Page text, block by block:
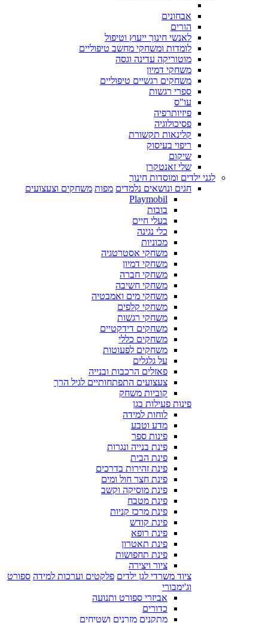
אבחונים
הורים
לאנשי חינוך ייעוץ וטיפול
לומדות ומשחקי מחשב טיפוליים
מוטוריקה עדינה וגסה
משחקי דמיון
משחקים רגשיים טיפוליים
ספרי רגשות
עו"ס
פיזיותרפיה
פסיכולוגיה
קלינאות תקשורת
ריפוי בעיסוק
שיקום
שלי זאנטקרן
לגני ילדים ומוסדות חינוך
חגים ונושאים נלמדים מפות משחקים וצעצועים
Playmobil
בובות
בעלי חיים
כלי נגינה
מכוניות
משחקי אסטרטגיה
משחקי דמיון
משחקי חברה
משחקי חשיבה
משחקי מים ואמבטיה
משחקי קלפים
משחקי רגשות
משחקים דידקטיים
משחקים כללי
משחקים לפעוטות
על גלגלים
פאזלים הרכבות ובנייה
צעצועים התפתחותיים לגיל הרך
קוביות משחק
פינות פעילות בגן
לוחות למידה
מדע וטבע
פינות ספר
פינת בנייה ונגרות
פינת הבית
פינת זהירות בדרכים
פינת חצר חול ומים
פינת מוסיקה וקשב
פינת מטבח
פינת מרכז קניות
פינת קודש
פינת רופא
פינת תאטרון
פינת תחפושות
ציור ויצירה
ציוד משרדי לגן ילדים פלקטים וערכות למידה ספורט
וג'ימבורי
אביזרי ספורט ותנועה
כדורים
מתקנים מזרנים ושטיחים